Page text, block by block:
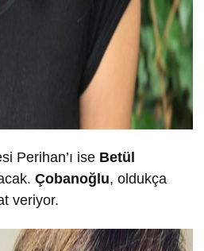
Perihan’ı ise Betül
Çobanoğlu, oldukça
veriyor.